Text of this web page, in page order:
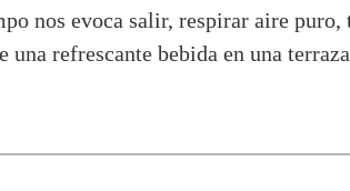
nos evoca salir, respirar aire
refrescante bebida en una